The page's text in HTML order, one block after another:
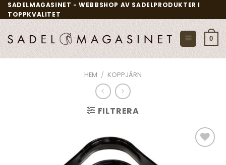
Skip
to
content
SADELMAGASINET - WEBBSHOP AV SADELPRODUKTER I
TOPPKVALITET
0
HEM / KOPPJÄRN
FILTRERA